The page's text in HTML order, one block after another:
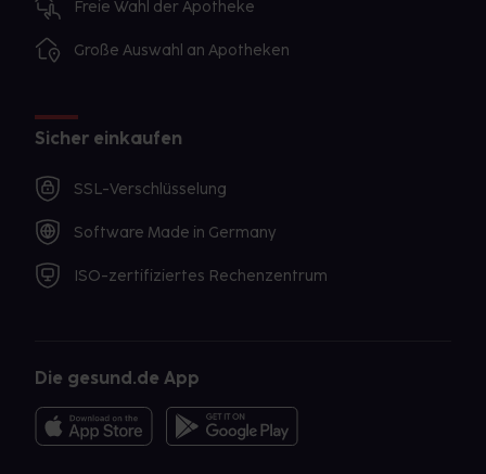
Freie Wahl der Apotheke
Große Auswahl an Apotheken
Sicher einkaufen
SSL-Verschlüsselung
Software Made in Germany
ISO-zertifiziertes Rechenzentrum
Die gesund.de App